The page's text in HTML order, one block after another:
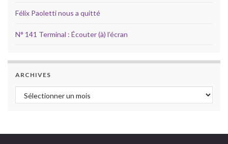
Félix Paoletti nous a quitté
N° 141 Terminal : Écouter (à) l’écran
ARCHIVES
Archives